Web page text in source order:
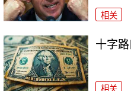
相关
十字
相关